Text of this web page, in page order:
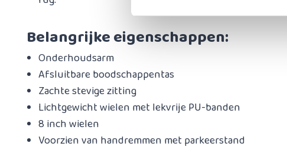
Belangrijke eigenschappen:
Onderhoudsarm
Afsluitbare boodschappentas
Zachte stevige zitting
Lichtgewicht wielen met lekvrije PU-banden
8 inch wielen
​Voorzien van handremmen met parkeerstand